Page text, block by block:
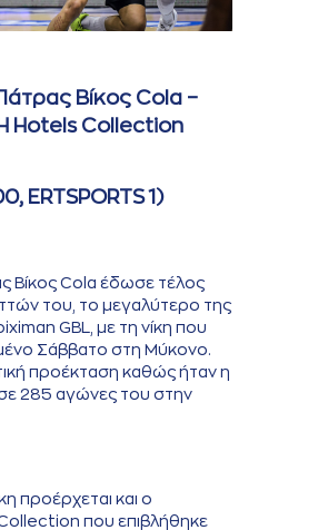
Βίκος Cola –
Hotels Collection
ERTSPORTS 1)
Βίκος Cola έδωσε τέλος
του, το μεγαλύτερο της
GBL, με τη νίκη που
Σάββατο στη Μύκονο.
προέκταση καθώς ήταν η
285 αγώνες του στην
προέρχεται και ο
που επιβλήθηκε